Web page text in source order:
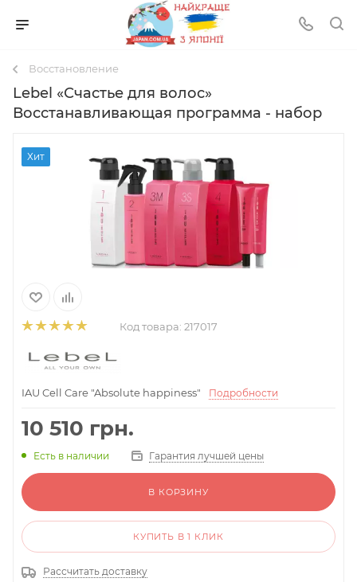
Восстановление
Lebel «Счастье для волос»
Восстанавливающая программа - набор
Хит
Код товара: 217017
IAU Cell Care "Absolute happiness" Подробности
10 510 грн.
Есть в наличии Гарантия лучшей цены
В КОРЗИНУ
КУПИТЬ В 1 КЛИК
Рассчитать доставку